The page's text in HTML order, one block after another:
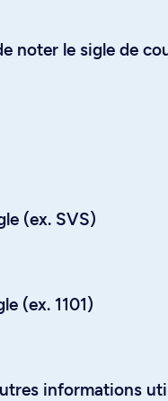
noter le sigle de
(ex. SVS)
(ex. 1101)
informations